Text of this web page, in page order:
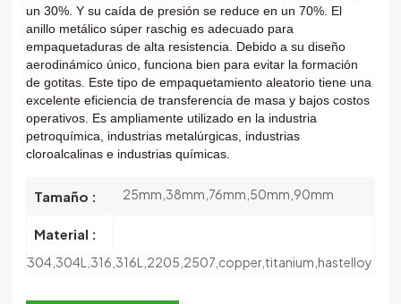
un 30%. Y su caída de presión se reduce en un 70%. El
anillo metálico súper raschig es adecuado para
empaquetaduras de alta resistencia. Debido a su diseño
aerodinámico único, funciona bien para evitar la formación
de gotitas. Este tipo de empaquetamiento aleatorio tiene una
excelente eficiencia de transferencia de masa y bajos costos
operativos. Es ampliamente utilizado en la industria
petroquímica, industrias metalúrgicas, industrias
cloroalcalinas e industrias químicas.
Tamaño : 25mm,38mm,76mm,50mm,90mm
Material :
304,304L,316,316L,2205,2507,copper,titanium,hastelloy